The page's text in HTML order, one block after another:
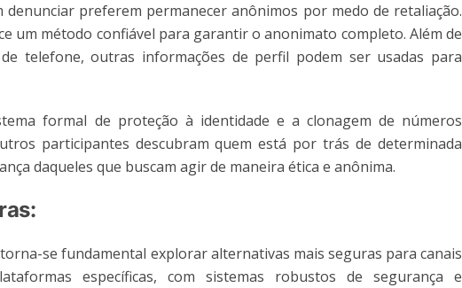
denunciar preferem permanecer anônimos por medo de retaliação.
um método confiável para garantir o anonimato completo. Além de
telefone, outras informações de perfil podem ser usadas para
formal de proteção à identidade e a clonagem de números
participantes descubram quem está por trás de determinada
daqueles que buscam agir de maneira ética e anônima.
se fundamental explorar alternativas mais seguras para canais
específicas, com sistemas robustos de segurança e